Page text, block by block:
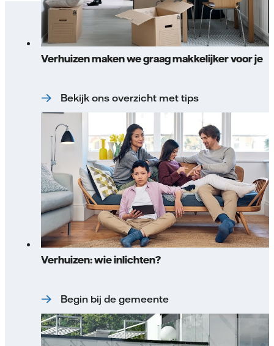
Verhuizen maken we graag makkelijker voor je
Bekijk ons overzicht met tips
Verhuizen: wie inlichten?
Begin bij de gemeente